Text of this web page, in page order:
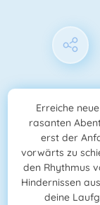
Erreiche
rasanten
erst der
vorwärts zu
den Rhythmus
Hindernissen
deine